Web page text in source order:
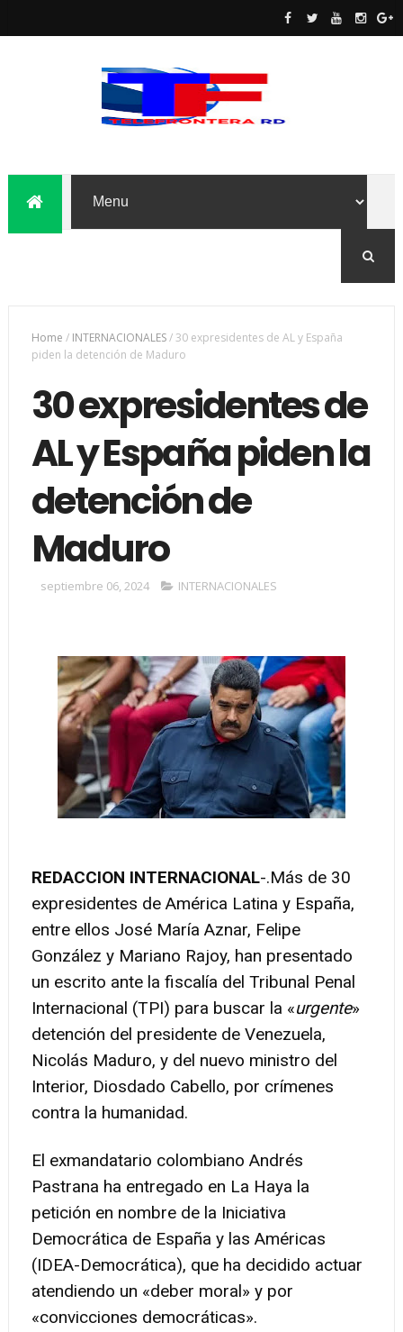
Home / INTERNACIONALES/30 expresidentes de AL y España
piden la detención de Maduro
30 expresidentes de
AL y España piden la
detención de
Maduro
septiembre 06, 2024 INTERNACIONALES
REDACCION INTERNACIONAL-.Más de 30
expresidentes de América Latina y España,
entre ellos José María Aznar, Felipe
González y Mariano Rajoy, han presentado
un escrito ante la fiscalía del Tribunal Penal
Internacional (TPI) para buscar la «urgente»
detención del presidente de Venezuela,
Nicolás Maduro, y del nuevo ministro del
Interior, Diosdado Cabello, por crímenes
contra la humanidad.
El exmandatario colombiano Andrés
Pastrana ha entregado en La Haya la
petición en nombre de la Iniciativa
Democrática de España y las Américas
(IDEA-Democrática), que ha decidido actuar
atendiendo un «deber moral» y por
«convicciones democráticas».